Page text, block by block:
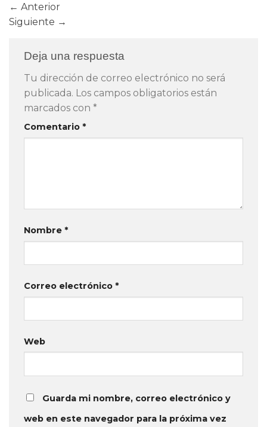
← Anterior
Siguiente →
Deja una respuesta
Tu dirección de correo electrónico no será
publicada. Los campos obligatorios están
marcados con *
Comentario *
Nombre *
Correo electrónico *
Web
Guarda mi nombre, correo electrónico y
web en este navegador para la próxima vez